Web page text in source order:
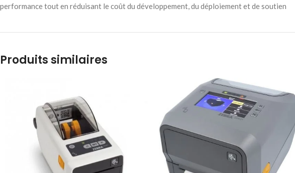
performance tout en réduisant le coût du développement, du déploiement et de soutien
Produits similaires